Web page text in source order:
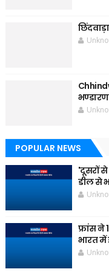
POPULAR NEWS
'दूसरों
डील से
फ्रांस ने
भारत में